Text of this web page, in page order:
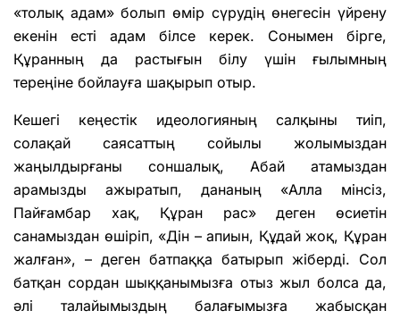
«толық адам» болып өмір сүрудің өнегесін үйрену
екенін есті адам білсе керек. Сонымен бірге,
Құранның да растығын білу үшін ғылымның
тереңіне бойлауға шақырып отыр.
Кешегі кеңестік идеологияның салқыны тиіп,
солақай саясаттың сойылы жолымыздан
жаңылдырғаны соншалық, Абай атамыздан
арамызды ажыратып, дананың «Алла мінсіз,
Пайғамбар хақ, Құран рас» деген өсиетін
санамыздан өшіріп, «Дін – апиын, Құдай жоқ, Құран
жалған», – деген батпаққа батырып жіберді. Сол
батқан сордан шыққанымызға отыз жыл болса да,
әлі талайымыздың балағымызға жабысқан